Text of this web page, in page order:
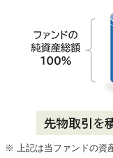
※ 上記は当ファンドの資